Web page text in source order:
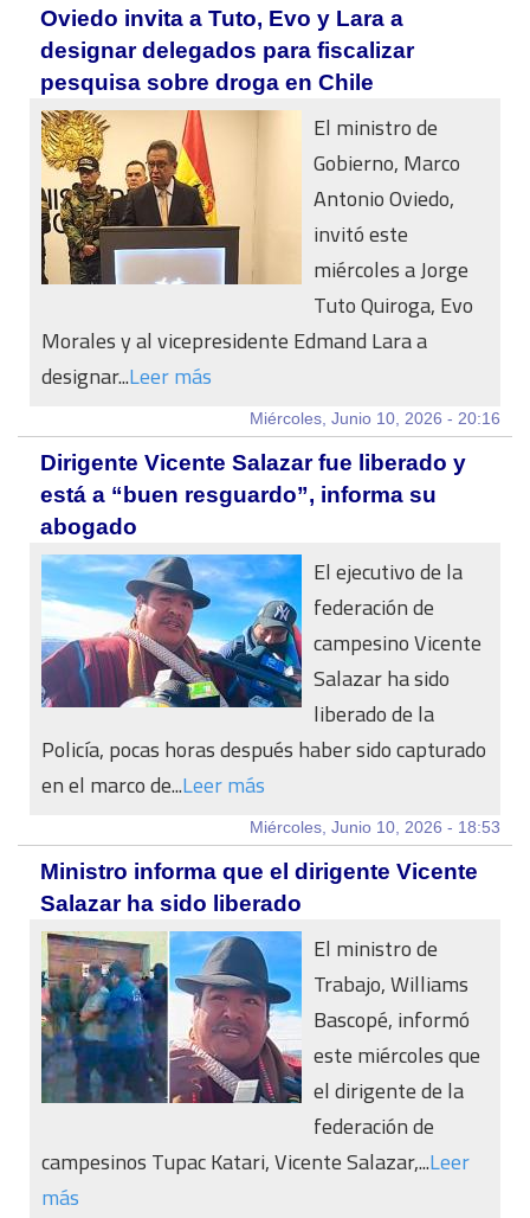
Oviedo invita a Tuto, Evo y Lara a
designar delegados para fiscalizar
pesquisa sobre droga en Chile
El ministro de
Gobierno, Marco
Antonio Oviedo,
invitó este
miércoles a Jorge
Tuto Quiroga, Evo
Morales y al vicepresidente Edmand Lara a
designar...Leer más
Miércoles, Junio 10, 2026 - 20:16
Dirigente Vicente Salazar fue liberado y
está a “buen resguardo”, informa su
abogado
El ejecutivo de la
federación de
campesino Vicente
Salazar ha sido
liberado de la
Policía, pocas horas después haber sido capturado
en el marco de...Leer más
Miércoles, Junio 10, 2026 - 18:53
Ministro informa que el dirigente Vicente
Salazar ha sido liberado
El ministro de
Trabajo, Williams
Bascopé, informó
este miércoles que
el dirigente de la
federación de
campesinos Tupac Katari, Vicente Salazar,...Leer
más